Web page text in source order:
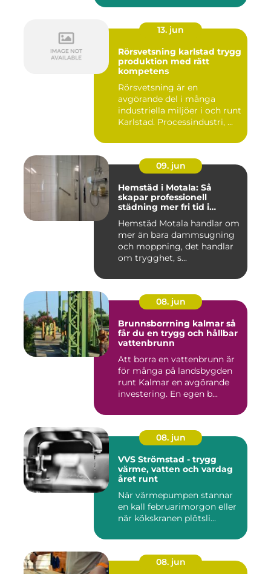
13. jun
Rörsvetsning karlstad trygg
produktion med rätt
kompetens
Rörsvetsning är en
avgörande del i många
industriella miljöer i och runt
Karlstad. Processindustri, ...
09. jun
Hemstäd i Motala: Så
skapar professionell
städning mer fri tid i
Hemstäd Motala handlar om
mer än bara dammsugning
och moppning, det handlar
om trygghet, s...
08. jun
Brunnsborrning kalmar så
får du en trygg och hållbar
vattenbrunn
Att borra en vattenbrunn är
för många på landsbygden
runt Kalmar en avgörande
investering. En egen b...
08. jun
VVS Strömstad - trygg
värme, vatten och vardag
året runt
När värmepumpen stannar
en kall februarimorgon eller
när kökskranen plötsli...
08. jun